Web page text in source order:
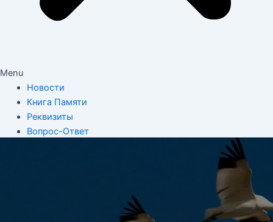
Menu
Новости
Книга Памяти
Реквизиты
Вопрос-Ответ